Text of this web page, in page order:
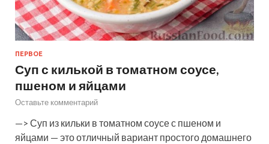
ПЕРВОЕ
Суп с килькой в томатном соусе,
пшеном и яйцами
Оставьте комментарий
—> Суп из кильки в томатном соусе с пшеном и
яйцами — это отличный вариант простого домашнего